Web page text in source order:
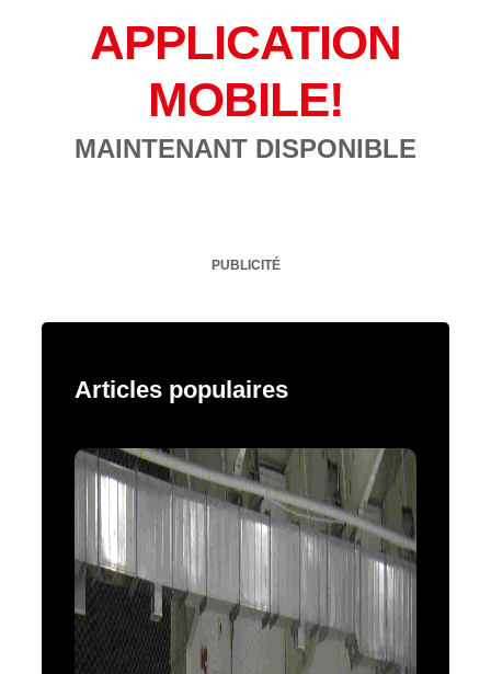
APPLICATION
MOBILE!
MAINTENANT DISPONIBLE
PUBLICITÉ
Articles populaires